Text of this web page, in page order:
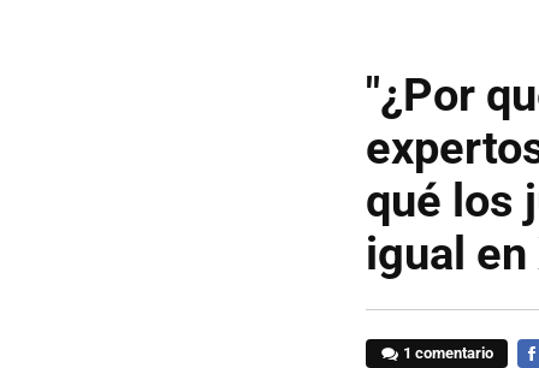
"¿Por
qué los
igual en
1 comentario